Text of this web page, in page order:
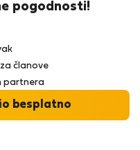
pogodnosti!
članove
partnera
besplatno